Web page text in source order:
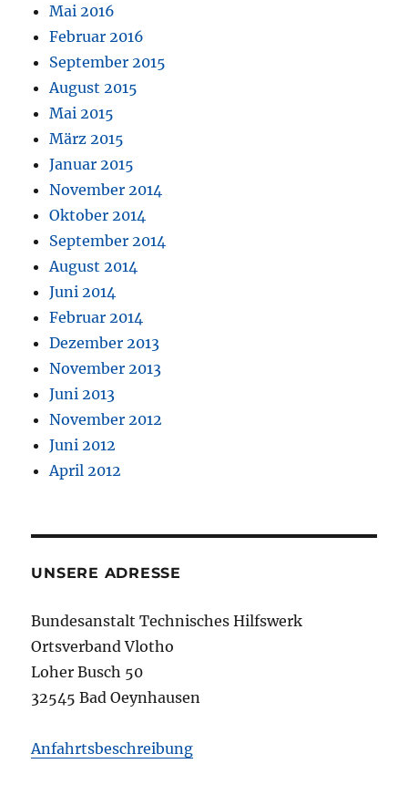
Mai 2016
Februar 2016
September 2015
August 2015
Mai 2015
März 2015
Januar 2015
November 2014
Oktober 2014
September 2014
August 2014
Juni 2014
Februar 2014
Dezember 2013
November 2013
Juni 2013
November 2012
Juni 2012
April 2012
UNSERE ADRESSE
Bundesanstalt Technisches Hilfswerk
Ortsverband Vlotho
Loher Busch 50
32545 Bad Oeynhausen
Anfahrtsbeschreibung